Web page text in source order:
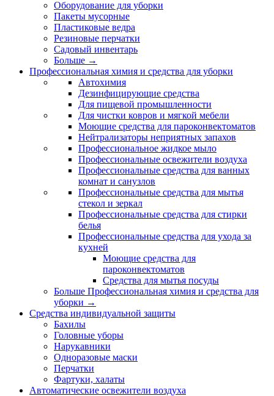
Оборудование для уборки
Пакеты мусорные
Пластиковые ведра
Резиновые перчатки
Садовый инвентарь
Больше →
Профессиональная химия и средства для уборки
Автохимия
Дезинфицирующие средства
Для пищевой промышленности
Для чистки ковров и мягкой мебели
Моющие средства для пароконвектоматов
Нейтрализаторы неприятных запахов
Профессиональное жидкое мыло
Профессиональные освежители воздуха
Профессиональные средства для ванных
комнат и санузлов
Профессиональные средства для мытья
стекол и зеркал
Профессиональные средства для стирки
белья
Профессиональные средства для ухода за
кухней
Моющие средства для
пароконвектоматов
Средства для мытья посуды
Больше Профессиональная химия и средства для
уборки →
Средства индивидуальной защиты
Бахилы
Головные уборы
Нарукавники
Одноразовые маски
Перчатки
Фартуки, халаты
Автоматические освежители воздуха